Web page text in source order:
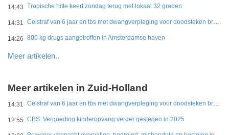
14:43 Tropische hitte keert zondag terug met lokaal 32 graden
14:31 Celstraf van 6 jaar en tbs met dwangverpleging voor doodsteken broer in Gouda
14:26 800 kg drugs aangetroffen in Amsterdamse haven
Meer artikelen..
Meer artikelen in Zuid-Holland
14:31 Celstraf van 6 jaar en tbs met dwangverpleging voor doodsteken broer in Gouda
12:55 CBS: Vergoeding kinderopvang verder gestegen in 2025